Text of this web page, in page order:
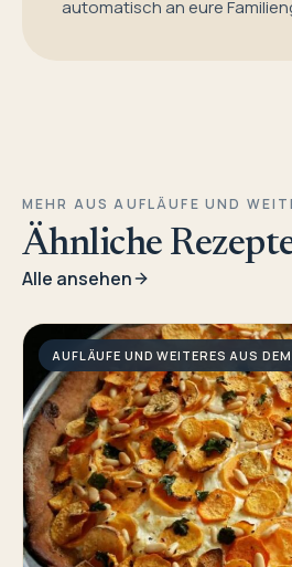
automatisch an eure
MEHR AUS AUFLÄUFE UND
Ähnliche
Alle ansehen
AUFLÄUFE UND WEITERES AUS DEM